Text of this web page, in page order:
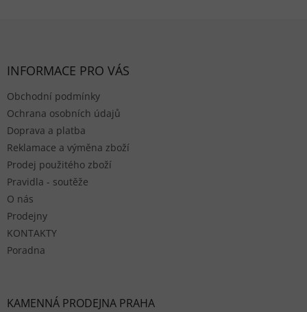
INFORMACE PRO VÁS
Obchodní podmínky
Ochrana osobních údajů
Doprava a platba
Reklamace a výměna zboží
Prodej použitého zboží
Pravidla - soutěže
O nás
Prodejny
KONTAKTY
Poradna
KAMENNÁ PRODEJNA PRAHA